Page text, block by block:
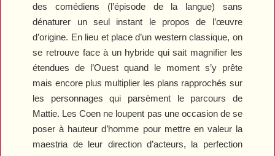
des comédiens (l’épisode de la langue) sans
dénaturer un seul instant le propos de l’œuvre
d’origine. En lieu et place d’un western classique, on
se retrouve face à un hybride qui sait magnifier les
étendues de l’Ouest quand le moment s’y prête
mais encore plus multiplier les plans rapprochés sur
les personnages qui parsèment le parcours de
Mattie. Les Coen ne loupent pas une occasion de se
poser à hauteur d’homme pour mettre en valeur la
maestria de leur direction d’acteurs, la perfection